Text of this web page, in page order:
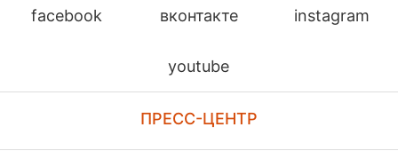
facebook вконтакте instagram
youtube
ПРЕСС-ЦЕНТР